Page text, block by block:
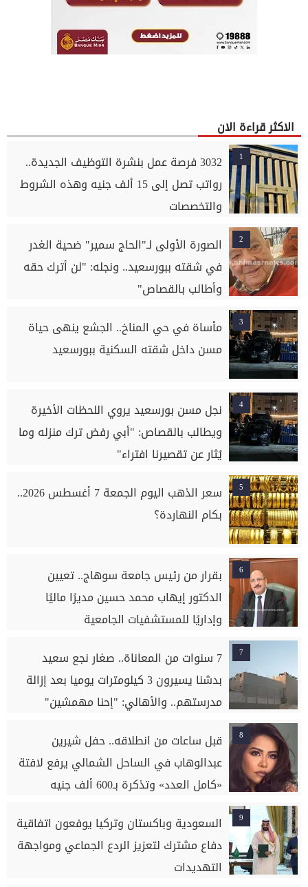
الاكثر قراءة الان
1
3032 فرصة عمل بنشرة التوظيف الجديدة..
رواتب تصل إلى 15 ألف جنيه وهذه الشروط
والتخصصات
2
الصورة الأولى لـ"الحاج سمير" ضحية الغدر
في شقته ببورسعيد.. ونجله: "لن أترك حقه
وأطالب بالقصاص"
3
مأساة في حي المناخ.. الجشع ينهى حياة
مسن داخل شقته السكنية ببورسعيد
4
نجل مسن بورسعيد يروي اللحظات الأخيرة
ويطالب بالقصاص: "أبي رفض ترك منزله وما
يُثار عن تقصيرنا افتراء"
5
سعر الذهب اليوم الجمعة 7 أغسطس 2026..
بكام النهاردة؟
6
بقرار من رئيس جامعة سوهاج.. تعيين
الدكتور إيهاب محمد حسين مديرًا ماليًا
وإداريًا للمستشفيات الجامعية
7
7 سنوات من المعاناة.. صغار نجع سعيد
بدشنا يسيرون 3 كيلومترات يوميا بعد إزالة
مدرستهم.. والأهالي: "إحنا مهمشين"
8
قبل ساعات من انطلاقه.. حفل شيرين
عبدالوهاب في الساحل الشمالي يرفع لافتة
«كامل العدد» وتذكرة بـ600 ألف جنيه
9
السعودية وباكستان وتركيا يوفعون اتفاقية
دفاع مشترك لتعزيز الردع الجماعي ومواجهة
التهديدات